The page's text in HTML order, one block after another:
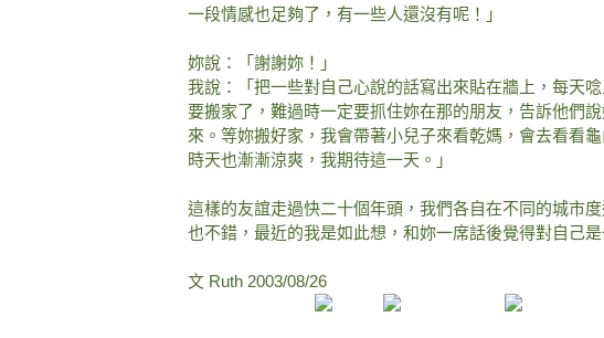
一段情感也足夠了，有一些人還沒有呢！」
妳說：「謝謝妳！」
我說：「把一些對自己心說的話寫出來貼在牆上，每天
要搬家了，難過時一定要抓住妳在那的朋友，告訴他們
來。等妳搬好家，我會帶著小兒子來看乾媽，會去看看
時天也漸漸涼爽，我期待這一天。」
這樣的友誼走過快二十個年頭，我們各自在不同的城市
也不錯，最近的我是如此想，和妳一席話後覺得對自己
文 Ruth 2003/08/26